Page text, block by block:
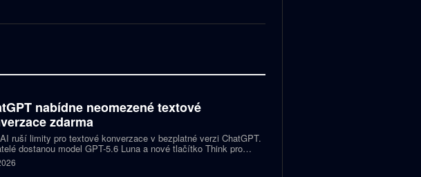
nabídne neomezené textové
zdarma
ruší limity pro textové konverzace v bezplatné verzi ChatGPT.
dostanou model GPT-5.6 Luna a nové tlačítko Think pro
otázky. Předplatitelům Plus a Pro firma zpřístupňuje upravený
Sol spolu s posuvníkem, který nastaví intenzitu přemýšlení.